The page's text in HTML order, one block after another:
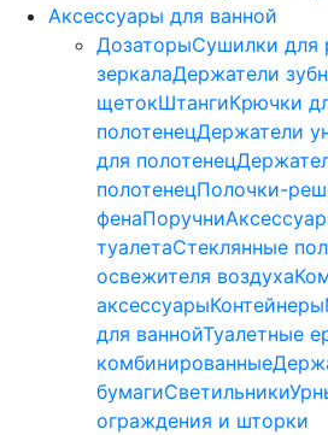
Аксессуары для ванной
ДозаторыСушилки для
зеркалаДержатели
щетокШтангиКрючки
полотенецДержатели
для полотенец
полотенецПолочки-
фенаПоручни
туалетаСтеклянные
освежителя воздуха
аксессуарыКонтейнеры
для ваннойТуалетные
комбинированные
бумагиСветильники
ограждения и шторки